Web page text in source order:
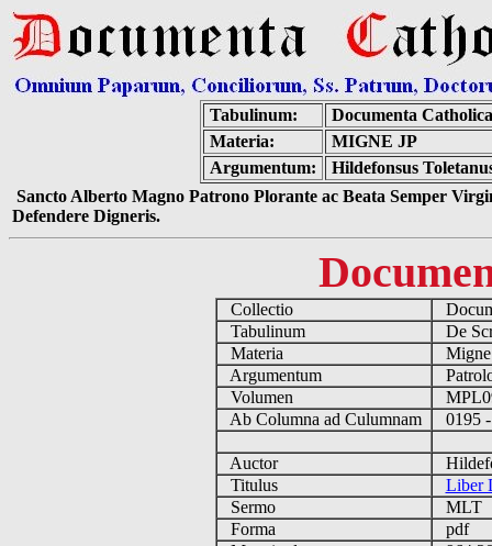
Tabulinum:
Documenta
Materia:
MIGNE JP
Argumentum:
Hildefonsus
Sancto Alberto Magno Patrono Plorante ac Beata Semper
Defendere Digneris.
Collectio
Tabulinum
De
Materia
Argumentum
Volumen
Ab Columna ad Culumnam
0195
Auctor
Titulus
Liber
Sermo
MLT
Forma
pdf